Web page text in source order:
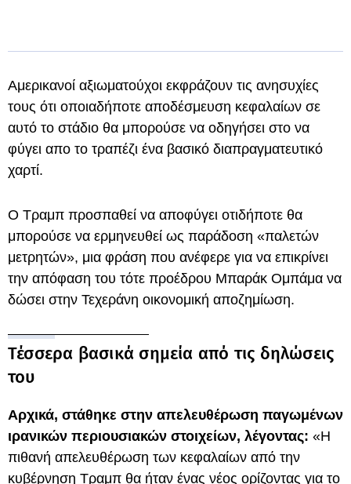
Αμερικανοί αξιωματούχοι εκφράζουν τις ανησυχίες
τους ότι οποιαδήποτε αποδέσμευση κεφαλαίων σε
αυτό το στάδιο θα μπορούσε να οδηγήσει στο να
φύγει απο το τραπέζι ένα βασικό διαπραγματευτικό
χαρτί.
Ο Τραμπ προσπαθεί να αποφύγει οτιδήποτε θα
μπορούσε να ερμηνευθεί ως παράδοση «παλετών
μετρητών», μια φράση που ανέφερε για να επικρίνει
την απόφαση του τότε προέδρου Μπαράκ Ομπάμα να
δώσει στην Τεχεράνη οικονομική αποζημίωση.
Τέσσερα βασικά σημεία από τις δηλώσεις
του
Αρχικά, στάθηκε στην απελευθέρωση παγωμένων
ιρανικών περιουσιακών στοιχείων, λέγοντας: «Η
πιθανή απελευθέρωση των κεφαλαίων από την
κυβέρνηση Τραμπ θα ήταν ένας νέος ορίζοντας για το